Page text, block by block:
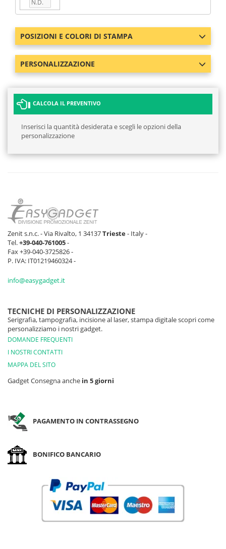
POSIZIONI E COLORI DI STAMPA
PERSONALIZZAZIONE
CALCOLA IL PREVENTIVO
Inserisci la quantità desiderata e scegli le opzioni della
personalizzazione
Zenit s.n.c. - Via Rivalto, 1 34137Trieste- Italy -
Tel.+39-040-761005-
Fax +39-040-3725826 -
P. IVA: IT01219460324 -
info@easygadget.it
TECNICHE DI PERSONALIZZAZIONE
Serigrafia, tampografia, incisione al laser, stampa digitale scopri come
personalizziamo i nostri gadget.
DOMANDE FREQUENTI
I NOSTRI CONTATTI
MAPPA DEL SITO
Gadget Consegna anche in 5 giorni
PAGAMENTO IN CONTRASSEGNO
BONIFICO BANCARIO